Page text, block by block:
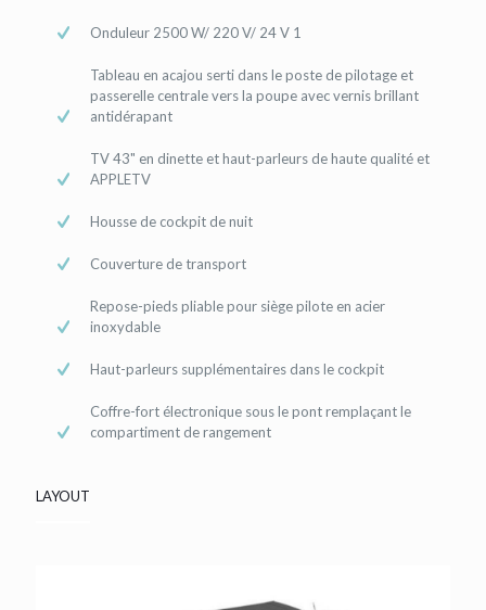
Onduleur 2500 W/ 220 V/ 24 V 1
Tableau en acajou serti dans le poste de pilotage et
passerelle centrale vers la poupe avec vernis brillant
antidérapant
TV 43" en dinette et haut-parleurs de haute qualité et
APPLETV
Housse de cockpit de nuit
Couverture de transport
Repose-pieds pliable pour siège pilote en acier
inoxydable
Haut-parleurs supplémentaires dans le cockpit
Coffre-fort électronique sous le pont remplaçant le
compartiment de rangement
LAYOUT